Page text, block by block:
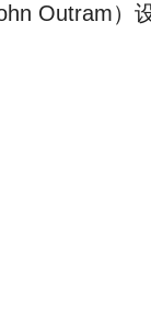
Outram）